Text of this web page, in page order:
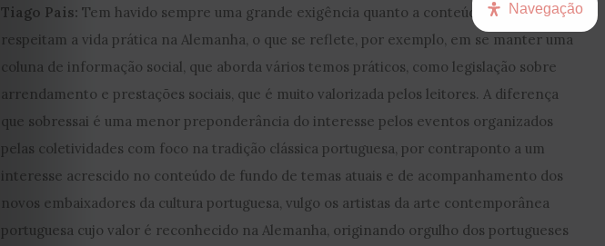
2023
2022
2021
Obras
de
Tiago Pais:Tem havido sempre uma grande exigência quanto a conteúdos que
respeitam a vida prática na Alemanha, o que se reflete, por exemplo, em se manter uma
coluna de informação social, que aborda vários temos práticos, como legislação sobre
arrendamento e prestações sociais, que é muito valorizada pelos leitores. A diferença
que sobressai é uma menor preponderância do interesse pelos eventos organizados
pelas coletividades com foco na tradição clássica portuguesa, por contraponto a um
interesse acrescido no conteúdo de fundo de temas atuais e de acompanhamento dos
novos embaixadores da cultura portuguesa, vulgo os artistas da arte contemporânea
portuguesa cujo valor é reconhecido na Alemanha, originando orgulho dos portugueses
Navegação